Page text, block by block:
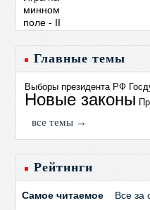
Главные темы
Выборы президента РФ
Новые законы
все темы →
Рейтинги
Самое читаемое Все за